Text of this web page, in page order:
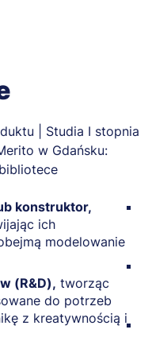
konstruktor,
ich
modelowanie
(R&D), tworząc
do potrzeb
z kreatywnością i